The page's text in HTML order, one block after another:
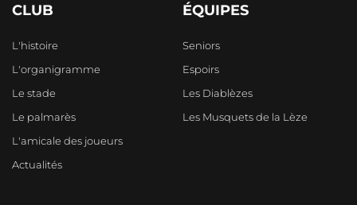
CLUB
L'histoire
L'organigramme
Le stade
Le palmarès
L'amicale des joueurs
Actualités
ÉQUIPES
Seniors
Espoirs
Les Diablèzes
Les Musquets de la Lèze